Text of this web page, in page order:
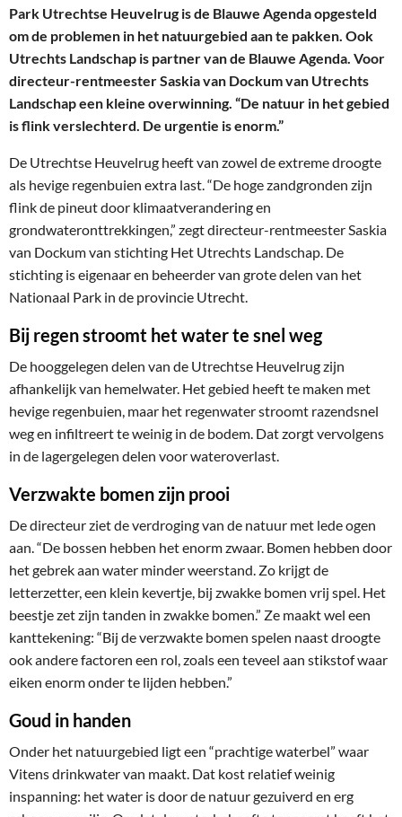
Park Utrechtse Heuvelrug is de Blauwe Agenda opgesteld
om de problemen in het natuurgebied aan te pakken. Ook
Utrechts Landschap is partner van de Blauwe Agenda. Voor
directeur-rentmeester Saskia van Dockum van Utrechts
Landschap een kleine overwinning. “De natuur in het gebied
is flink verslechterd. De urgentie is enorm.”
De Utrechtse Heuvelrug heeft van zowel de extreme droogte
als hevige regenbuien extra last. “De hoge zandgronden zijn
flink de pineut door klimaatverandering en
grondwateronttrekkingen,” zegt directeur-rentmeester Saskia
van Dockum van stichting Het Utrechts Landschap. De
stichting is eigenaar en beheerder van grote delen van het
Nationaal Park in de provincie Utrecht.
Bij regen stroomt het water te snel weg
De hooggelegen delen van de Utrechtse Heuvelrug zijn
afhankelijk van hemelwater. Het gebied heeft te maken met
hevige regenbuien, maar het regenwater stroomt razendsnel
weg en infiltreert te weinig in de bodem. Dat zorgt vervolgens
in de lagergelegen delen voor wateroverlast.
Verzwakte bomen zijn prooi
De directeur ziet de verdroging van de natuur met lede ogen
aan. “De bossen hebben het enorm zwaar. Bomen hebben door
het gebrek aan water minder weerstand. Zo krijgt de
letterzetter, een klein kevertje, bij zwakke bomen vrij spel. Het
beestje zet zijn tanden in zwakke bomen.” Ze maakt wel een
kanttekening: “Bij de verzwakte bomen spelen naast droogte
ook andere factoren een rol, zoals een teveel aan stikstof waar
eiken enorm onder te lijden hebben.”
Goud in handen
Onder het natuurgebied ligt een “prachtige waterbel” waar
Vitens drinkwater van maakt. Dat kost relatief weinig
inspanning: het water is door de natuur gezuiverd en erg